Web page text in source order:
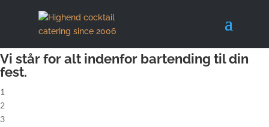
Step 1/4
Lej komplet cocktailbar
Vi står for alt indenfor bartending til din
fest.
1
2
3